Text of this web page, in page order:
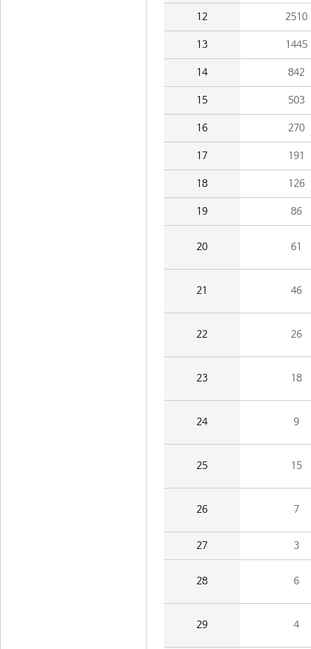
12 2510
13 1445
14 842
15 503
16 270
17 191
18 126
19 86
20 61
21 46
22 26
23 18
24 9
25 15
26 7
27 3
28 6
29 4